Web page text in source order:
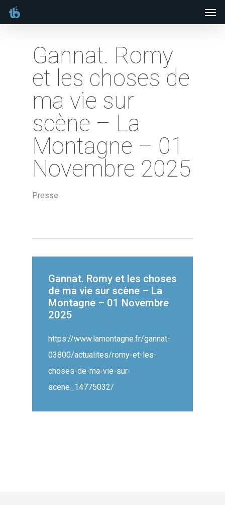
Skip
to
Gannat. Romy
et les choses de
ma vie sur
scène – La
Montagne – 01
Novembre 2025
Presse
Gannat. Romy et les choses
de ma vie sur scène – La
Montagne – 01 Novembre
2025
https://www.lamontagne.fr/gannat-
03800/actualites/romy-et-les-
choses-de-ma-vie-sur-
scene_14775032/